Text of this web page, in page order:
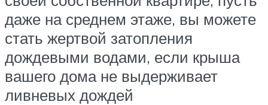
даже на среднем этаже, вы можете
стать жертвой затопления
дождевыми водами, если крыша
вашего дома не выдерживает
ливневых дождей